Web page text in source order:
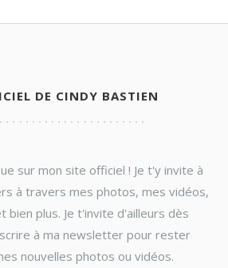
DE CINDY BASTIEN
sur mon site officiel ! Je t'y invite à
à travers mes photos, mes vidéos,
bien plus. Je t'invite d'ailleurs dès
à ma newsletter pour rester
nouvelles photos ou vidéos.